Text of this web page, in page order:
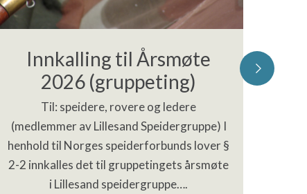
Innkalling til Årsmøte
2026 (gruppeting)
Til: speidere, rovere og ledere
(medlemmer av Lillesand Speidergruppe) I
henhold til Norges speiderforbunds lover §
2-2 innkalles det til gruppetingets årsmøte
i Lillesand speidergruppe….